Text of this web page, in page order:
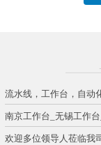
流水线，工作台，自动
南京工作台_无锡工作
欢迎多位领导人莅临我